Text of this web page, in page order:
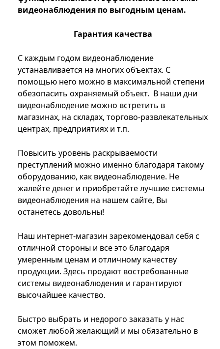
видеонаблюдения по выгодным ценам.
Гарантия качества
С каждым годом видеонаблюдение
устанавливается на многих объектах. С
помощью него можно в максимальной степени
обезопасить охраняемый объект. В наши дни
видеонаблюдение можно встретить в
магазинах, на складах, торгово-развлекательных
центрах, предприятиях и т.п.
Повысить уровень раскрываемости
преступлений можно именно благодаря такому
оборудованию, как видеонаблюдение. Не
жалейте денег и приобретайте лучшие системы
видеонаблюдения на нашем сайте, Вы
останетесь довольны!
Наш интернет-магазин зарекомендовал себя с
отличной стороны и все это благодаря
умеренным ценам и отличному качеству
продукции. Здесь продают востребованные
системы видеонаблюдения и гарантируют
высочайшее качество.
Быстро выбрать и недорого заказать у нас
сможет любой желающий и мы обязательно в
этом поможем.